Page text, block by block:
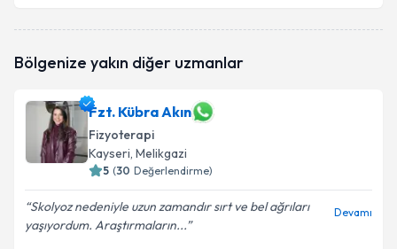
oluşturun. Size bu uzmandan randevu almanız için bir
E-posta Adresiniz
Kişisel verilerimin işlenmesine ilişkinAydınlatma
Metni'ni okudum ve kişisel verilerimin belirtilen
Bölgenize yakın diğer uzmanlar
Fzt. Kübra Akın
Fizyoterapi
Kayseri, Melikgazi
5 (30 Değerlendirme)
Skolyoz nedeniyle uzun zamandır sırt ve bel ağrıları
yaşıyordum. Araştırmaların...
Devamı